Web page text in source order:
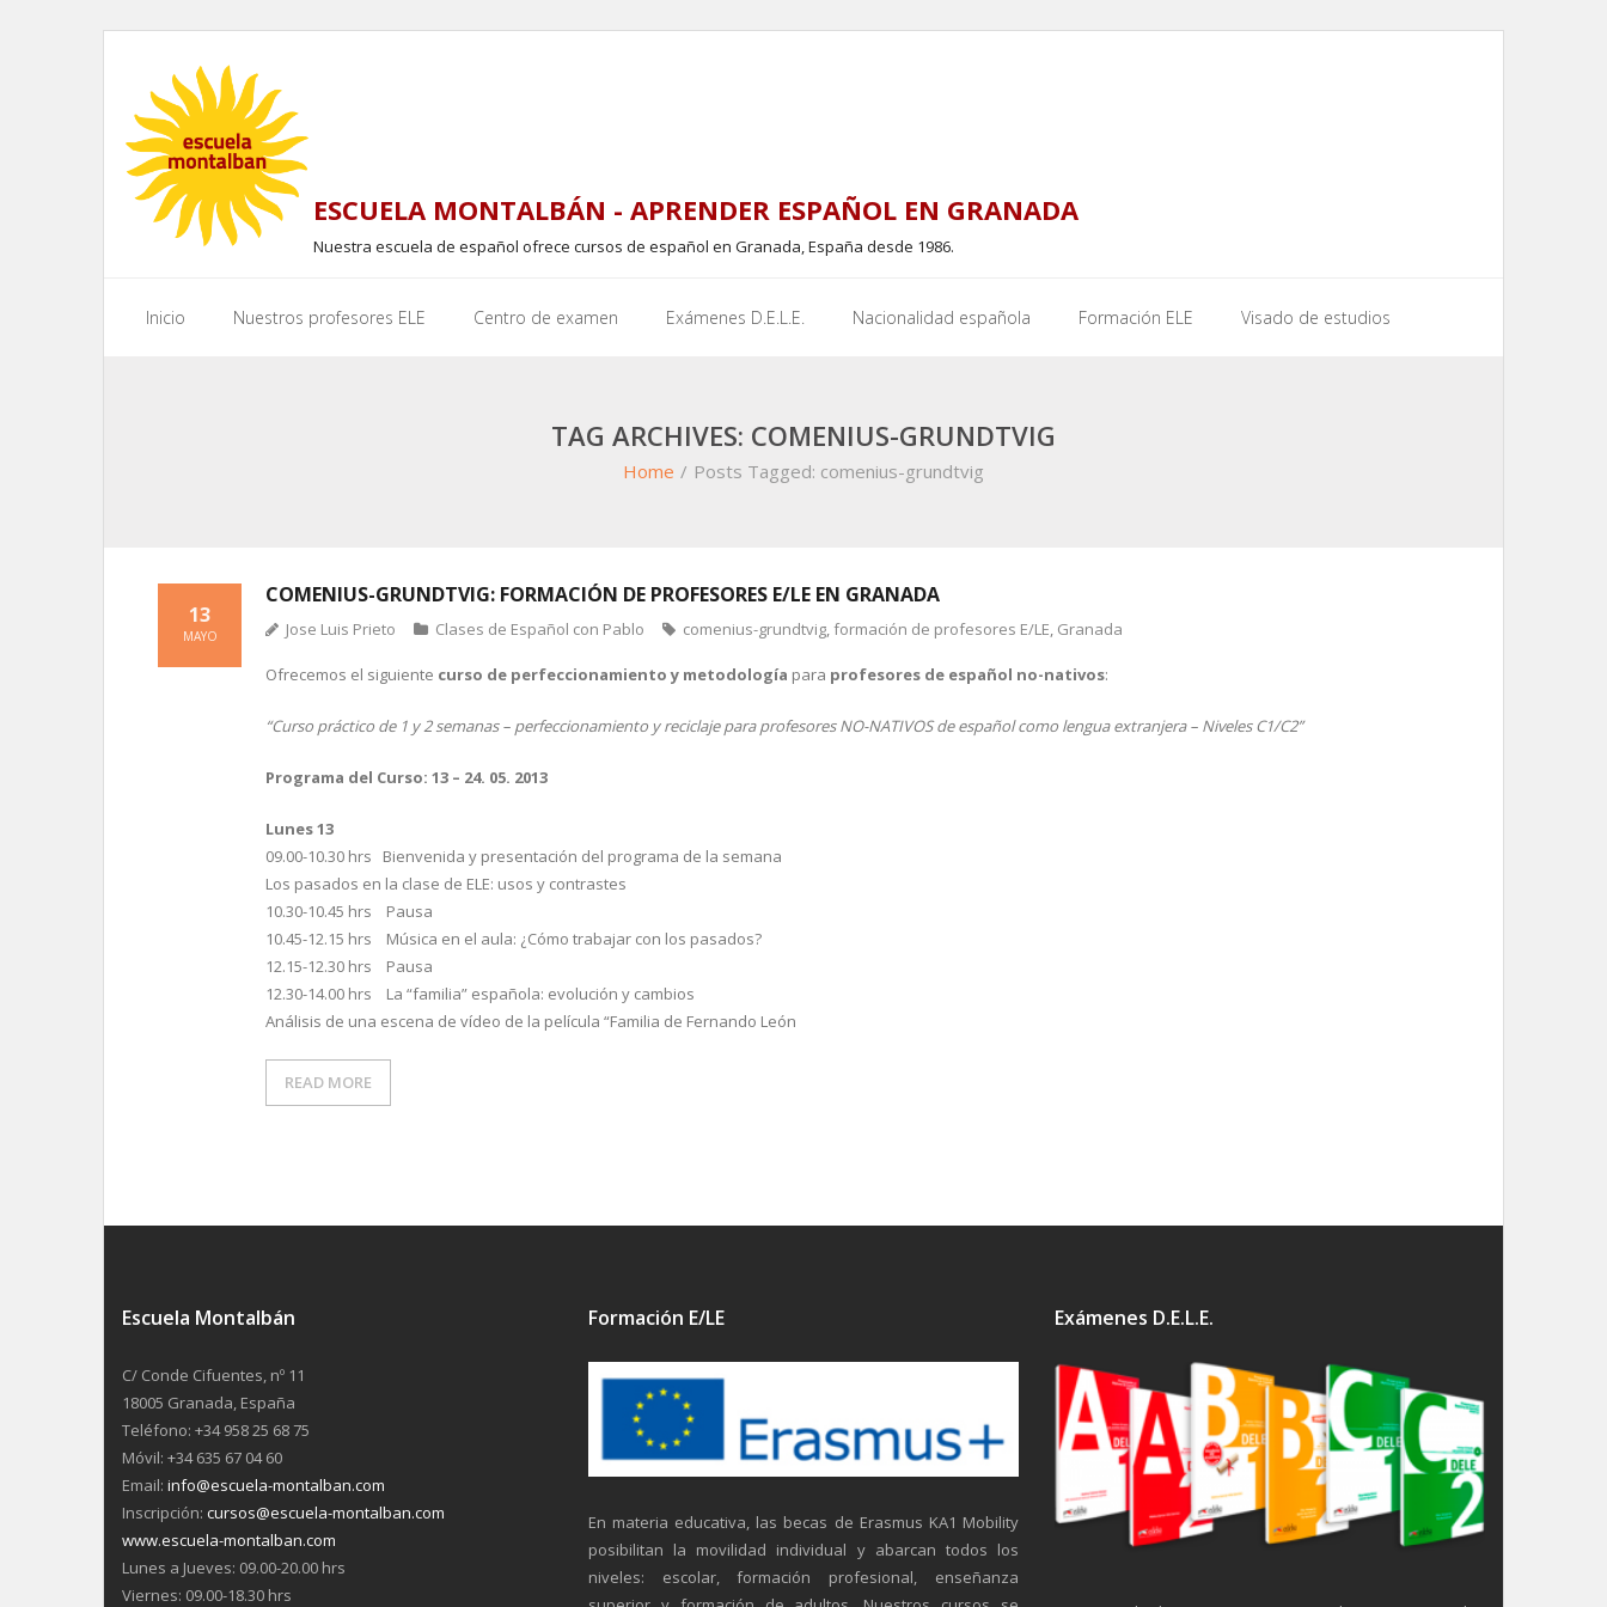
content
ESCUELA MONTALBÁN - APRENDER ESPAÑOL EN GRANADA
Nuestra escuela de español ofrece cursos de español en Granada, España desde 1986.
Inicio Nuestros profesores ELE Centro de examen Exámenes D.E.L.E. Nacionalidad española Formación ELE Visado de estudios
TAG ARCHIVES: COMENIUS-GRUNDTVIG
Home / Posts Tagged: comenius-grundtvig
COMENIUS-GRUNDTVIG: FORMACIÓN DE PROFESORES E/LE EN GRANADA
13
MAYO Jose Luis Prieto Clases de Español con Pablo comenius-grundtvig,formación de profesores E/LE, Granada
Ofrecemos el siguiente curso de perfeccionamiento y metodología para profesores de español no-nativos:
“Curso práctico de 1 y 2 semanas – perfeccionamiento y reciclaje para profesores NO-NATIVOS de español como lengua extranjera – Niveles C1/C2”
Programa del Curso: 13 – 24. 05. 2013
Lunes 13
09.00-10.30 hrs Bienvenida y presentación del programa de la semana
Los pasados en la clase de ELE: usos y contrastes
10.30-10.45 hrs Pausa
10.45-12.15 hrs Música en el aula: ¿Cómo trabajar con los pasados?
12.15-12.30 hrs Pausa
12.30-14.00 hrs La “familia” española: evolución y cambios
Análisis de una escena de vídeo de la película “Familia de Fernando León
READ MORE
Escuela Montalbán
C/ Conde Cifuentes, nº 11
18005 Granada, España
Teléfono: +34 958 25 68 75
Móvil: +34 635 67 04 60
Email: info@escuela-montalban.com
Inscripción: cursos@escuela-montalban.com
www.escuela-montalban.com
Lunes a Jueves: 09.00-20.00 hrs
Viernes: 09.00-18.30 hrs
Formación E/LE
En materia educativa, las becas de Erasmus KA1 Mobility
posibilitan la movilidad individual y abarcan todos los
niveles: escolar, formación profesional, enseñanza
Exámenes D.E.L.E.